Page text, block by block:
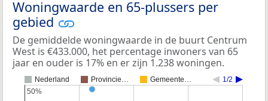
Woningwaarde en 65-plussers per
gebied
De gemiddelde woningwaarde in de buurt Centrum
West is €433.000, het percentage inwoners van 65
jaar en ouder is 17% en er zijn 1.238 woningen.
Nederland Provincie… Gemeente… 1/2
50%
50%